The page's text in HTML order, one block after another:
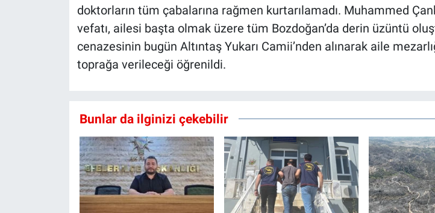
doktorların tüm çabalarına rağmen kurtarılamadı. Muhammed
vefatı, ailesi başta olmak üzere tüm Bozdoğan’da derin üzüntü
cenazesinin bugün Altıntaş Yukarı Camii’nden alınarak aile
toprağa verileceği öğrenildi.
Bunlar da ilginizi çekebilir